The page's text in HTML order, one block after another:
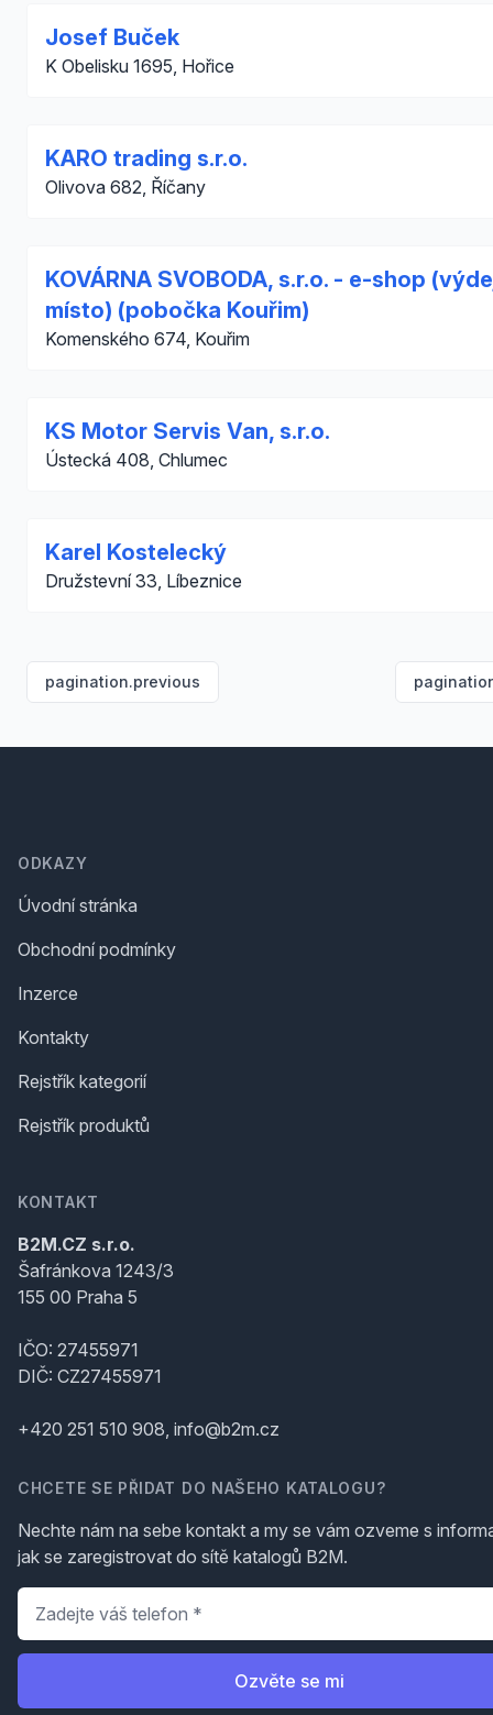
Josef Buček
K Obelisku 1695, Hořice
KARO trading s.r.o.
Olivova 682, Říčany
KOVÁRNA SVOBODA, s.r.o. - e-shop
místo) (pobočka Kouřim)
Komenského 674, Kouřim
KS Motor Servis Van, s.r.o.
Ústecká 408, Chlumec
Karel Kostelecký
Družstevní 33, Líbeznice
pagination.previous
ODKAZY
Úvodní stránka
Obchodní podmínky
Inzerce
Kontakty
Rejstřík kategorií
Rejstřík produktů
KONTAKT
B2M.CZ s.r.o.
Šafránkova 1243/3
155 00 Praha 5
IČO: 27455971
DIČ: CZ27455971
+420 251 510 908, info@b2m.cz
CHCETE SE PŘIDAT DO NAŠEHO KATALOGU?
Nechte nám na sebe kontakt a my se vám ozveme s
jak se zaregistrovat do sítě katalogů B2M.
Telefon
Ozvěte se mi